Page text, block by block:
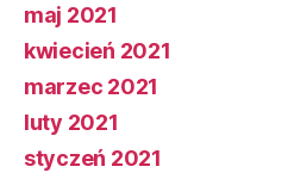
maj 2021
kwiecień 2021
marzec 2021
luty 2021
styczeń 2021